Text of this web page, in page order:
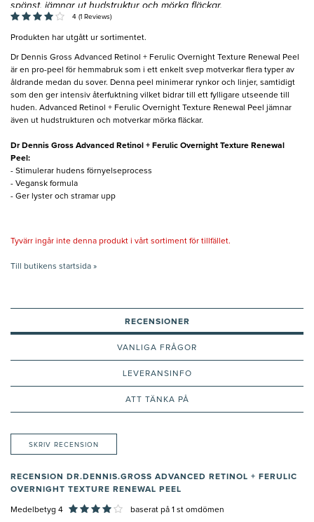
spänst, jämnar ut hudstruktur och mörka fläckar.
4 (1 Reviews)
Produkten har utgått ur sortimentet.
Dr Dennis Gross Advanced Retinol + Ferulic Overnight Texture Renewal Peel
är en pro-peel för hemmabruk som i ett enkelt svep motverkar flera typer av
åldrande medan du sover. Denna peel minimerar rynkor och linjer, samtidigt
som den ger intensiv återfuktning vilket bidrar till ett fylligare utseende till
huden. Advanced Retinol + Ferulic Overnight Texture Renewal Peel jämnar
även ut hudstrukturen och motverkar mörka fläckar.
Dr Dennis Gross Advanced Retinol + Ferulic Overnight Texture Renewal
Peel:
- Stimulerar hudens förnyelseprocess
- Vegansk formula
- Ger lyster och stramar upp
Tyvärr ingår inte denna produkt i vårt sortiment för tillfället.
Till butikens startsida »
RECENSIONER
VANLIGA FRÅGOR
LEVERANSINFO
ATT TÄNKA PÅ
SKRIV RECENSION
RECENSION DR.DENNIS.GROSS ADVANCED RETINOL + FERULIC
OVERNIGHT TEXTURE RENEWAL PEEL
Medelbetyg 4 baserat på 1 st omdömen